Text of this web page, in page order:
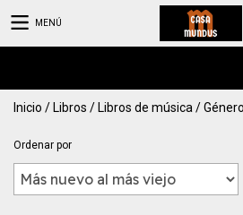
MENÚ
Inicio / Libros / Libros de música /
Ordenar por